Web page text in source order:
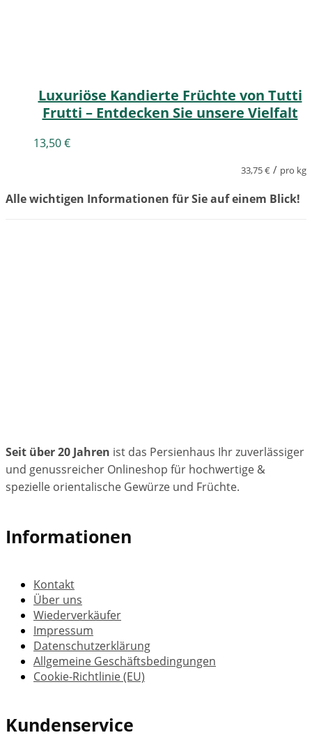
Luxuriöse Kandierte Früchte von Tutti
Frutti – Entdecken Sie unsere Vielfalt
13,50€
33,75€ / pro kg
Alle wichtigen Informationen für Sie auf einem Blick!
Seit über 20 Jahren ist das Persienhaus Ihr zuverlässiger
und genussreicher Onlineshop für hochwertige &
spezielle orientalische Gewürze und Früchte.
Informationen
Kontakt
Über uns
Wiederverkäufer
Impressum
Datenschutzerklärung
Allgemeine Geschäftsbedingungen
Cookie-Richtlinie (EU)
Kundenservice